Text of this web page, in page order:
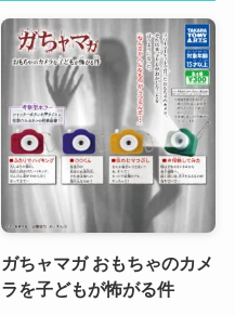
ガちャマガ おもちゃのカメ
ラを子どもが怖がる件